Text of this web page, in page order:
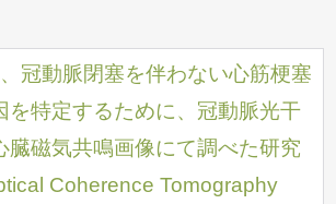
冠動脈閉塞を伴わない心筋梗塞
を特定するために、冠動脈光干
臓磁気共鳴画像にて調べた研究
Coherence Tomography